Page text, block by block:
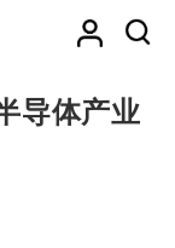
导体产业